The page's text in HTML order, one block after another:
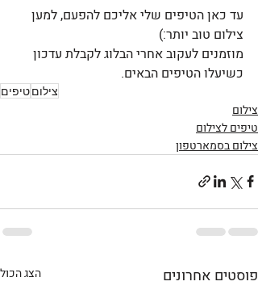
עד כאן הטיפים שלי אליכם להפעם, למען
צילום טוב יותר:)
מוזמנים לעקוב אחרי הבלוג לקבלת עדכון
כשיעלו הטיפים הבאים.
צילוםטיפים
צילום
טיפים לצילום
צילום בסמארטפון
פוסטים אחרונים הצג הכול